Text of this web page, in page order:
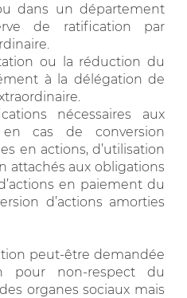
dans un département
de ratification par
ou la réduction du
à la délégation de
nécessaires aux
cas de conversion
en actions, d’utilisation
attachés aux obligations
en paiement du
d’actions amorties
peut-être demandée
pour non-respect du
organes sociaux mais